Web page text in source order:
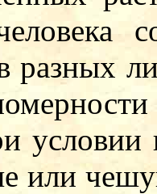
разных
условии
или